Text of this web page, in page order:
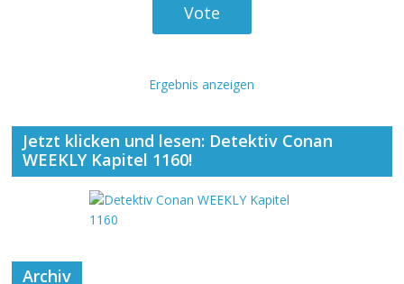
Ergebnis anzeigen
Jetzt klicken und lesen: Detektiv Conan
WEEKLY Kapitel 1160!
Archiv